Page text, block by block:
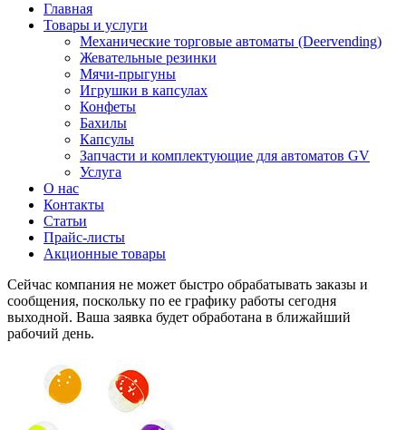
Главная
Товары и услуги
Механические торговые автоматы (Deervending)
Жевательные резинки
Мячи-прыгуны
Игрушки в капсулах
Конфеты
Бахилы
Капсулы
Запчасти и комплектующие для автоматов GV
Услуга
О нас
Контакты
Статьи
Прайс-листы
Акционные товары
Сейчас компания не может быстро обрабатывать заказы и
сообщения, поскольку по ее графику работы сегодня
выходной. Ваша заявка будет обработана в ближайший
рабочий день.